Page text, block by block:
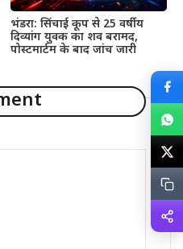
भंडरा: सिंचाई कूप से 25 वर्षीय
दिव्यांग युवक का शव बरामद,
पोस्टमार्टम के बाद जांच जारी